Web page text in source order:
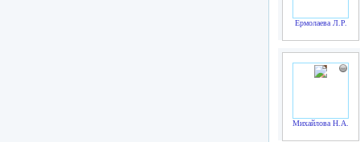
Ермолаева Л.Р.
Михайлова Н.А.